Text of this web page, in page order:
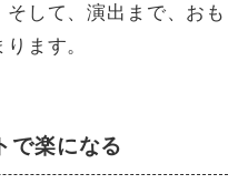
して、演出まで、おも
ます。
で楽になる